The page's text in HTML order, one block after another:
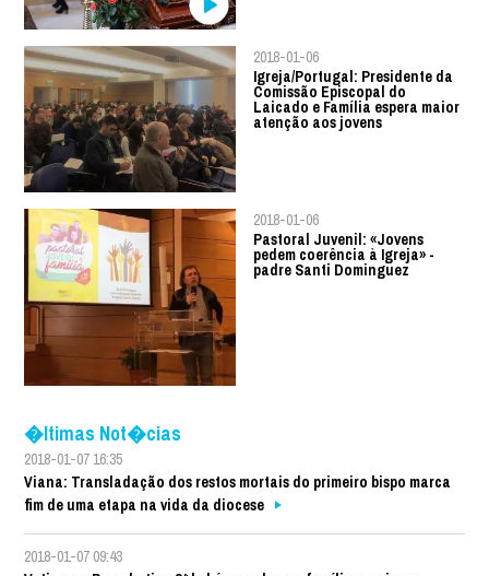
2018-01-06
Igreja/Portugal: Presidente da
Comissão Episcopal do
Laicado e Família espera maior
atenção aos jovens
2018-01-06
Pastoral Juvenil: «Jovens
pedem coerência à Igreja» -
padre Santi Dominguez
�ltimas Not�cias
2018-01-07 16:35
Viana: Transladação dos restos mortais do primeiro bispo marca
fim de uma etapa na vida da diocese
2018-01-07 09:43